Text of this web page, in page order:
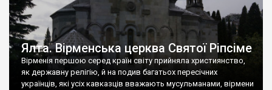
Ялта. Вірменська церква Святої Ріпсіме
Вірменія першою серед країн світу прийняла християнство,
як державну релігію, й на подив багатьох пересічних
українців, які усіх кавказців вважають мусульманами, вірмени